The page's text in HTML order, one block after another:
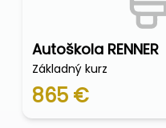
Autoškola RENNER
Základný kurz
865 €